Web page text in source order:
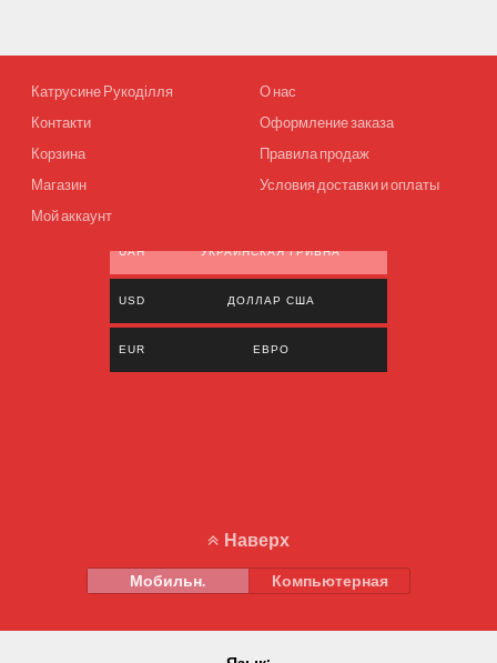
Катрусине Рукоділля
Контакти
Корзина
Магазин
Мой аккаунт
О нас
Оформление заказа
Правила продаж
Условия доставки и оплаты
UAH УКРАИНСКАЯ ГРИВНА
USD ДОЛЛАР США
EUR ЕВРО
Наверх
Мобильн. Компьютерная